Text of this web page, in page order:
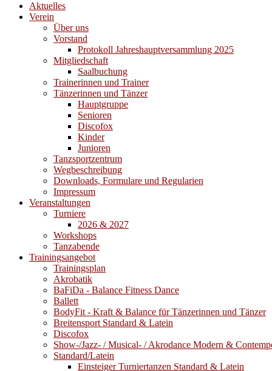
Aktuelles
Verein
Über uns
Vorstand
Protokoll Jahreshauptversammlung 2025
Mitgliedschaft
Saalbuchung
Trainerinnen und Trainer
Tänzerinnen und Tänzer
Hauptgruppe
Senioren
Discofox
Kinder
Junioren
Tanzsportzentrum
Wegbeschreibung
Downloads, Formulare und Regularien
Impressum
Veranstaltungen
Turniere
2026 & 2027
Workshops
Tanzabende
Trainingsangebot
Trainingsplan
Akrobatik
BaFiDa - Balance Fitness Dance
Ballett
BodyFit - Kraft & Balance für Tänzerinnen und Tänzer
Breitensport Standard & Latein
Discofox
Show-/Jazz- / Musical- / Akrodance Modern &
Standard/Latein
Einsteiger Turniertanzen Standard & Latein